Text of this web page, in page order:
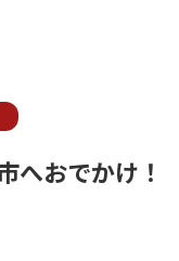
へおでかけ！